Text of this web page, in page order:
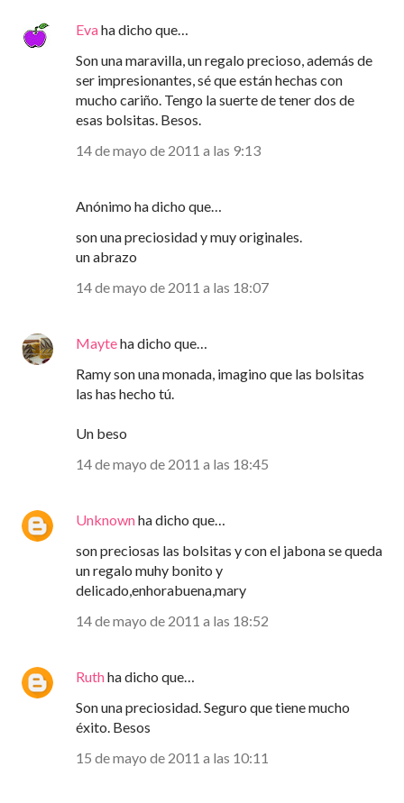
Evaha dicho que…
Son una maravilla, un regalo precioso, además de
ser impresionantes, sé que están hechas con
mucho cariño. Tengo la suerte de tener dos de
esas bolsitas. Besos.
14 de mayo de 2011 a las 9:13
Anónimo ha dicho que…
son una preciosidad y muy originales.
un abrazo
14 de mayo de 2011 a las 18:07
Mayteha dicho que…
Ramy son una monada, imagino que las bolsitas
las has hecho tú.
Un beso
14 de mayo de 2011 a las 18:45
Unknownha dicho que…
son preciosas las bolsitas y con el jabona se queda
un regalo muhy bonito y
delicado,enhorabuena,mary
14 de mayo de 2011 a las 18:52
Ruthha dicho que…
Son una preciosidad. Seguro que tiene mucho
éxito. Besos
15 de mayo de 2011 a las 10:11